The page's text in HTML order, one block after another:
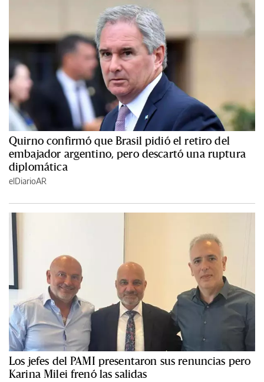
Quirno confirmó que Brasil pidió el retiro del
embajador argentino, pero descartó una ruptura
diplomática
elDiarioAR
Los jefes del PAMI presentaron sus renuncias pero
Karina Milei frenó las salidas